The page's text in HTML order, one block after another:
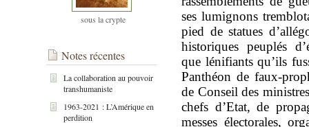
sous la crypte
Notes récentes
La collaboration au pouvoir
transhumaniste
1963-2021 : L’Amérique en
perdition
ses lumignons
pied de statues
historiques peuplés
que lénifiants qu’ils
Panthéon de faux-
de Conseil des
chefs d’Etat, de
messes électorales,